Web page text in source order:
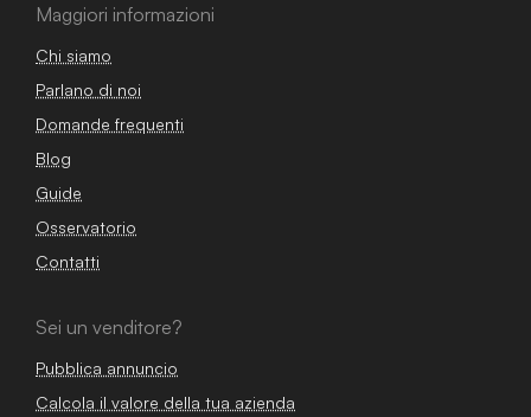
Maggiori informazioni
Chi siamo
Parlano di noi
Domande frequenti
Blog
Guide
Osservatorio
Contatti
Sei un venditore?
Pubblica annuncio
Calcola il valore della tua azienda